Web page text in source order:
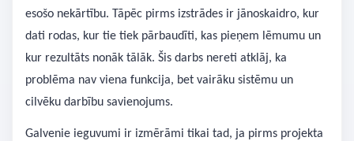
esošo nekārtību. Tāpēc pirms izstrādes ir jānoskaidro, kur
dati rodas, kur tie tiek pārbaudīti, kas pieņem lēmumu un
kur rezultāts nonāk tālāk. Šis darbs nereti atklāj, ka
problēma nav viena funkcija, bet vairāku sistēmu un
cilvēku darbību savienojums.
Galvenie ieguvumi ir izmērāmi tikai tad, ja pirms projekta